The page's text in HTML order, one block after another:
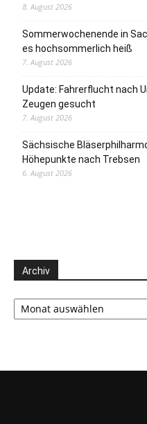
8. August 2026
Sommerwochenende in
es hochsommerlich heiß
7. August 2026
Update: Fahrerflucht nach
Zeugen gesucht
7. August 2026
Sächsische
Höhepunkte nach Trebsen
6. August 2026
Archiv
Archiv